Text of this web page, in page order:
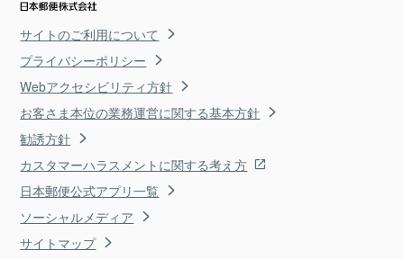
サイトのご利用について
プライバシーポリシー
Webアクセシビリティ方針
お客さま本位の業務運営に関する基本方針
勧誘方針
カスタマーハラスメントに関する考え方
日本郵便公式アプリ一覧
ソーシャルメディア
サイトマップ